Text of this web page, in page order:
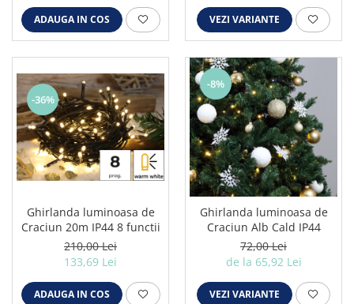
Iluminat festiv
Fotosenzori si Senzori de miscare
Sina Magnetica Slim LIMBO
Iluminat decorativ de Craciun
ADAUGA IN COS VEZI VARIANTE
-36%
Ghirlanda luminoasa de
Craciun 20m IP44 8 functii
210,00 Lei
133,69 Lei
ADAUGA IN COS
-8%
Ghirlanda luminoasa de
Craciun Alb Cald IP44
72,00 Lei
de la 65,92 Lei
VEZI VARIANTE